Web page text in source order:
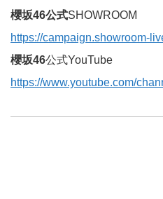
櫻坂46公式SHOWROOM
https://campaign.showroom-
櫻坂46公式YouTube
https://www.youtube.com/